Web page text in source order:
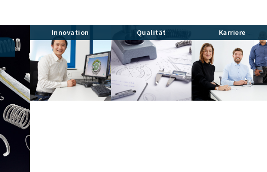
Innovation Qualität Karriere